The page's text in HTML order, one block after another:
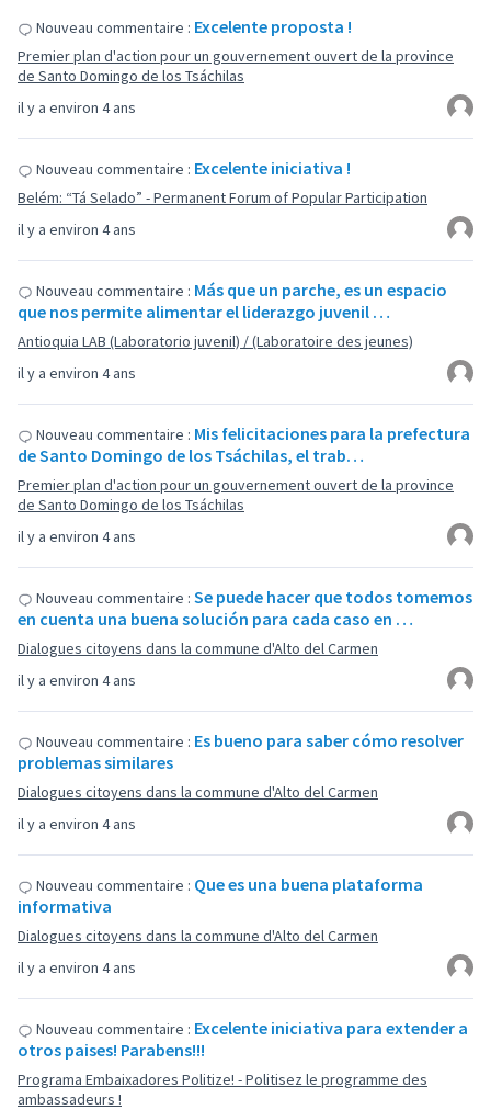
il y a environ 4 ans
Nouveau commentaire : Excelente proposta !
Premier plan d'action pour un gouvernement ouvert de la province
de Santo Domingo de los Tsáchilas
il y a environ 4 ans
Nouveau commentaire : Excelente iniciativa !
Belém: “Tá Selado” - Permanent Forum of Popular Participation
il y a environ 4 ans
Nouveau commentaire : Más que un parche, es un espacio
que nos permite alimentar el liderazgo juvenil …
Antioquia LAB (Laboratorio juvenil) / (Laboratoire des jeunes)
il y a environ 4 ans
Nouveau commentaire : Mis felicitaciones para la prefectura
de Santo Domingo de los Tsáchilas, el trab…
Premier plan d'action pour un gouvernement ouvert de la province
de Santo Domingo de los Tsáchilas
il y a environ 4 ans
Nouveau commentaire : Se puede hacer que todos tomemos
en cuenta una buena solución para cada caso en …
Dialogues citoyens dans la commune d'Alto del Carmen
il y a environ 4 ans
Nouveau commentaire : Es bueno para saber cómo resolver
problemas similares
Dialogues citoyens dans la commune d'Alto del Carmen
il y a environ 4 ans
Nouveau commentaire : Que es una buena plataforma
informativa
Dialogues citoyens dans la commune d'Alto del Carmen
Nouveau commentaire : Excelente iniciativa para extender a
otros paises! Parabens!!!
Programa Embaixadores Politize! - Politisez le programme des
ambassadeurs !